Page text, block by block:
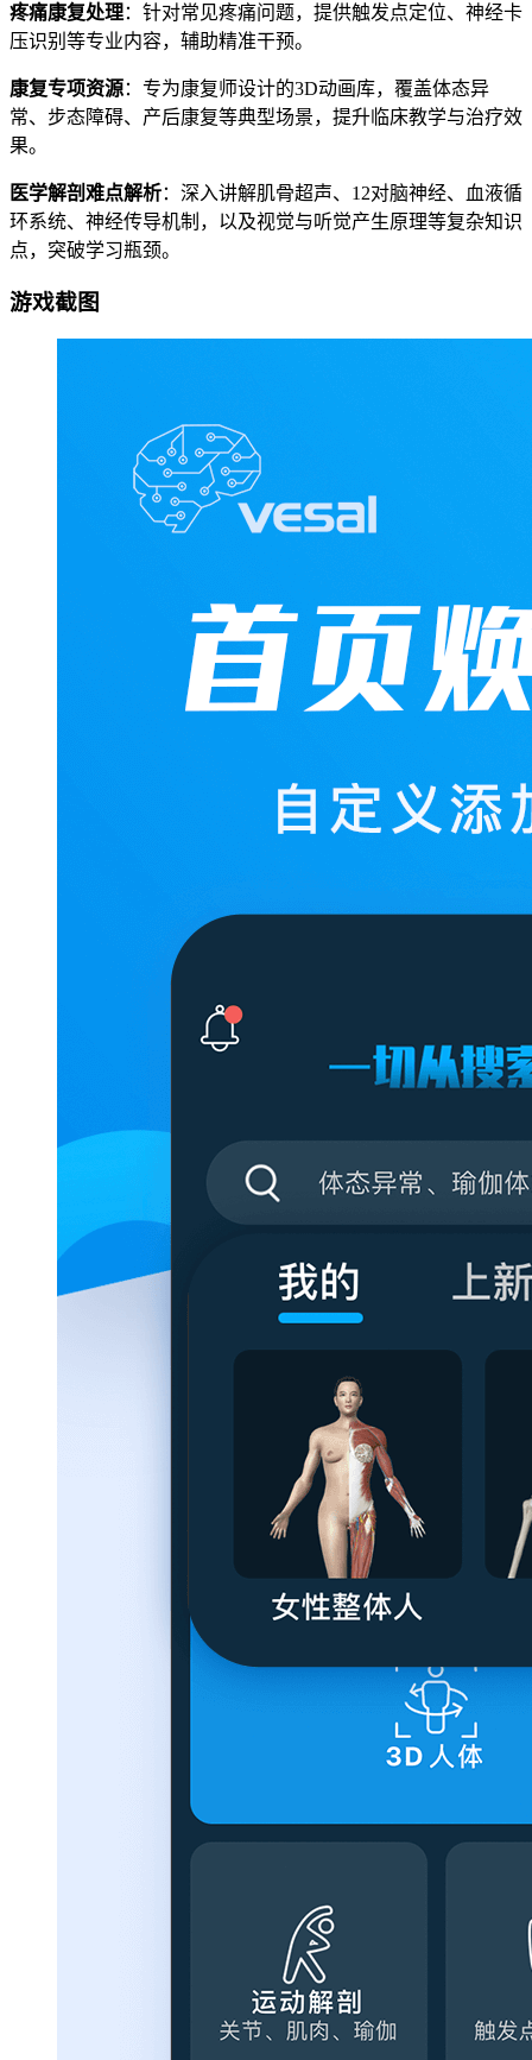
疼痛康复处理：针对常见疼痛问题，提供触发点定位、神经卡
压识别等专业内容，辅助精准干预。
康复专项资源：专为康复师设计的3D动画库，覆盖体态异
常、步态障碍、产后康复等典型场景，提升临床教学与治疗效
果。
医学解剖难点解析：深入讲解肌骨超声、12对脑神经、血液循
环系统、神经传导机制，以及视觉与听觉产生原理等复杂知识
点，突破学习瓶颈。
游戏截图